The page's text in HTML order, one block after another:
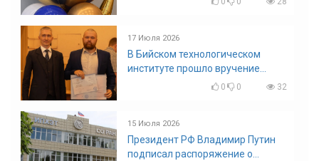
17 Июля 2026
В Бийском технологическом
институте прошло вручение
0 0 32
15 Июля 2026
Президент РФ Владимир Путин
подписал распоряжение о